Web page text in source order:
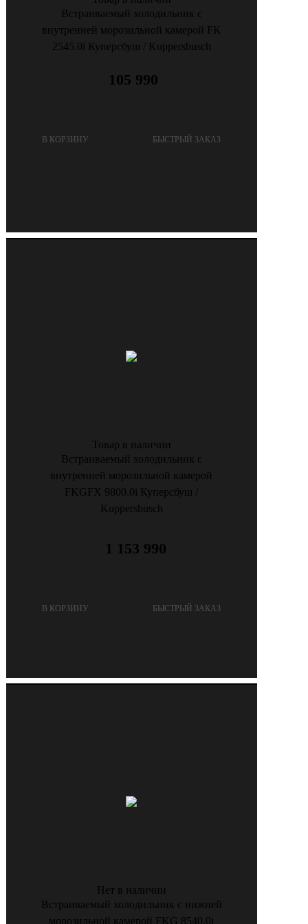
Встраиваемый холодильник с
внутренней морозильной камерой FK
2545.0i Куперсбуш / Kuppersbusch
105 990
В КОРЗИНУ БЫСТРЫЙ ЗАКАЗ
Товар в наличии
Встраиваемый холодильник с
внутренней морозильной камерой
FKGFX 9800.0i Куперсбуш /
Kuppersbusch
1 153 990
В КОРЗИНУ БЫСТРЫЙ ЗАКАЗ
Нет в наличии
Встраиваемый холодильник с нижней
морозильной камерой FKG 8540.0i